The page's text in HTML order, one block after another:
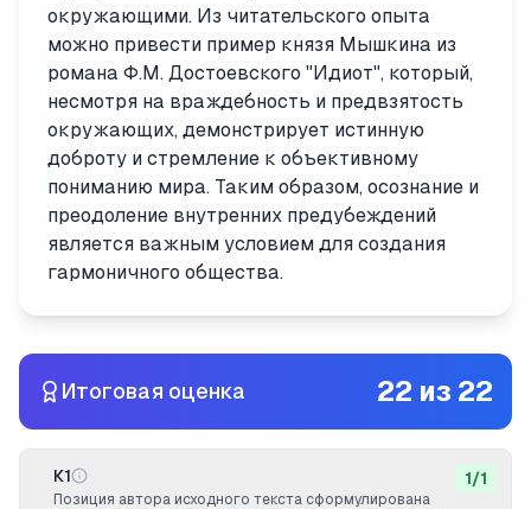
окружающими. Из читательского опыта
можно привести пример князя Мышкина из
романа Ф.М. Достоевского "Идиот", который,
несмотря на враждебность и предвзятость
окружающих, демонстрирует истинную
доброту и стремление к объективному
пониманию мира. Таким образом, осознание и
преодоление внутренних предубеждений
является важным условием для создания
гармоничного общества.
Итоговая оценка 22 из 22
К1
Позиция автора исходного текста сформулирована
1/1